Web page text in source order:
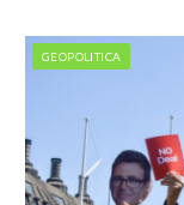
GEOPOLITICA